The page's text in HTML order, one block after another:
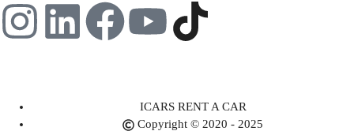
ICARS RENT A CAR
Copyright © 2020 - 2025